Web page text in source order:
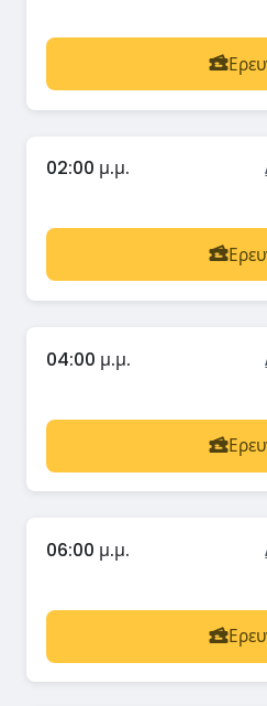
02:00 μ.μ.
04:00 μ.μ.
06:00 μ.μ.